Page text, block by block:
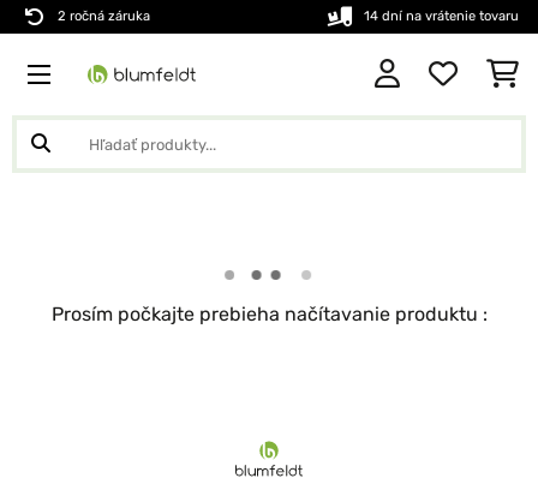
2 ročná záruka 14 dní na vrátenie tovaru
Prosím počkajte prebieha načítavanie produktu :